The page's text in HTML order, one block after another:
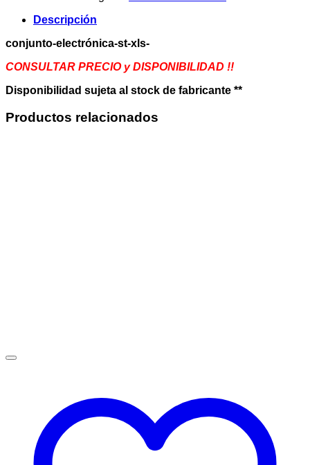
XLS
cantidad
Descripción
conjunto-electrónica-st-xls-
CONSULTAR PRECIO y DISPONIBILIDAD !!
Disponibilidad sujeta al stock de fabricante **
Productos relacionados